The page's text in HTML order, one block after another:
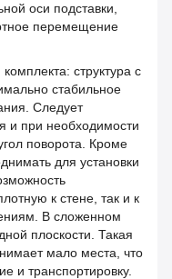
оси подставки,
перемещение
структура с
стабильное
Следует
и при необходимости
поворота. Кроме
для установки
к стене, так и к
В сложенном
плоскости. Такая
мало места, что
и транспортировку.